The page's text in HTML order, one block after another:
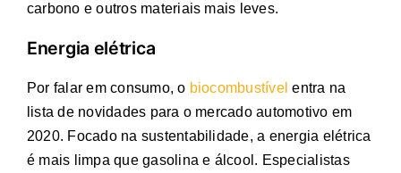
carbono e outros materiais mais leves.
Energia elétrica
Por falar em consumo, o biocombustível entra na
lista de novidades para o mercado automotivo em
2020. Focado na sustentabilidade, a energia elétrica
é mais limpa que gasolina e álcool. Especialistas